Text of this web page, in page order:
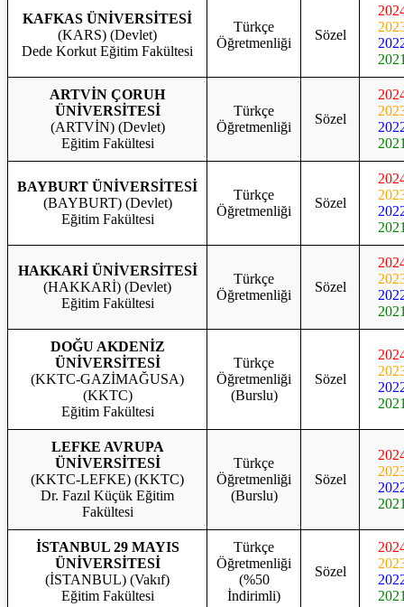
KAFKAS ÜNİVERSİTESİ
(KARS) (Devlet)
Dede Korkut Eğitim Fakültesi
Türkçe
Öğretmenliği
Sözel
ARTVİN ÇORUH
ÜNİVERSİTESİ
(ARTVİN) (Devlet)
Eğitim Fakültesi
Türkçe
Öğretmenliği
Sözel
BAYBURT ÜNİVERSİTESİ
(BAYBURT) (Devlet)
Eğitim Fakültesi
Türkçe
Öğretmenliği
Sözel
HAKKARİ ÜNİVERSİTESİ
(HAKKARİ) (Devlet)
Eğitim Fakültesi
Türkçe
Öğretmenliği
Sözel
DOĞU AKDENİZ
ÜNİVERSİTESİ
(KKTC-GAZİMAĞUSA)
(KKTC)
Eğitim Fakültesi
Türkçe
Öğretmenliği
(Burslu)
Sözel
LEFKE AVRUPA
ÜNİVERSİTESİ
(KKTC-LEFKE) (KKTC)
Dr. Fazıl Küçük Eğitim
Fakültesi
Türkçe
Öğretmenliği
(Burslu)
Sözel
İSTANBUL 29 MAYIS
ÜNİVERSİTESİ
(İSTANBUL) (Vakıf)
Eğitim Fakültesi
Türkçe
Öğretmenliği
(%50
İndirimli)
Sözel